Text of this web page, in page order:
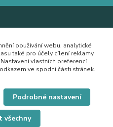
používání webu, analytické
také pro účely cílení reklamy
vlastních preferencí
ve spodní části stránek.
Podrobné nastavení
všechny